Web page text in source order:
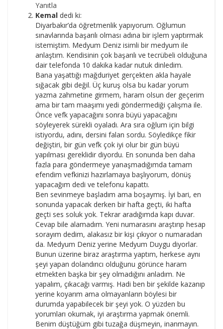
Yanıtla
Kemal dedi ki:
Diyarbakır’da öğretmenlik yapıyorum. Oğlumun
sınavlarında başarılı olması adına bir işlem yaptırmak
istemiştim. Medyum Deniz isimli bir medyum ile
anlaştım. Kendisinin çok başarılı ve tecrübeli olduğuna
dair telefonda 10 dakika kadar nutuk dinledim.
Bana yaşattığı mağduriyet gerçekten akla hayale
sığacak gibi değil. Üç kuruş olsa bu kadar yorum
yazma zahmetine girmem, haram olsun der geçerim
ama bir tam maaşımı yedi göndermediği çalışma ile.
Önce vefk yapacağını sonra büyü yapacağını
söyleyerek sürekli oyaladı. Ara sıra oğlum için bilgi
istiyordu, adını, dersini falan sordu. Söyledikçe fikir
değiştiri, bir gün vefk çok iyi olur bir gün büyü
yapılması gereklidir diyordu. En sonunda ben daha
fazla para göndermeye yanaşmadığımda tamam
efendim vefkinizi hazırlamaya başlıyorum, dönüş
yapacağım dedi ve telefonu kapattı.
Ben sevinmeye başladım ama boşaymış. İyi bari, en
sonunda yapacak derken bir hafta geçti, iki hafta
geçti ses soluk yok. Tekrar aradığımda kapı duvar.
Cevap bile alamadım. Yeni numarasını araştırıp hesap
sorayım dedim, alakasız bir kişi çıkıyor o numaradan
da. Medyum Deniz yerine Medyum Duygu diyorlar.
Bunun üzerine biraz araştırma yaptım, herkese aynı
şeyi yapan dolandırıcı olduğunu görünce haram
etmekten başka bir şey olmadığını anladım. Ne
yapalım, çıkacağı varmış. Hadi ben bir şekilde kazanıp
yerine koyarım ama olmayanların böylesi bir
durumda yapabilecek bir şeyi yok. O yüzden bu
yorumları okumak, iyi araştırma yapmak önemli.
Benim düştüğüm gibi tuzağa düşmeyin, inanmayın.